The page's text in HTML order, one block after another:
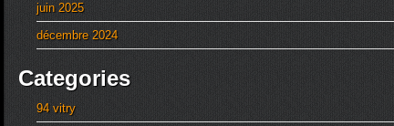
juin 2025
décembre 2024
Categories
94 vitry